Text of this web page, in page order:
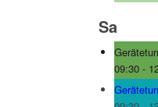
Sa
09:30-